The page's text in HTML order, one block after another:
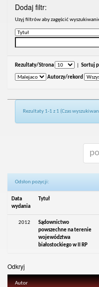
Dodaj filtr:
Uzyj filtrów aby zagęścić
Rezultaty/Strona Sortuj
Autorzy/rekord
Rezultaty 1-1 z 1 (Czas
Odsłon pozycji:
Data
wydania
Tytuł
2012
Sądownictwo
powszechne na terenie
województwa
białostockiego w II RP
Odkryj
Autor